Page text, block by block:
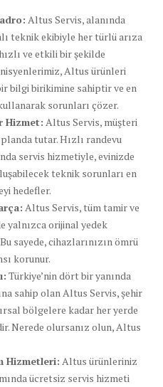
Altus Servis, alanında
teknik ekibiyle her türlü arıza
ve etkili bir şekilde
Altus ürünleri
bilgi birikimine sahiptir ve en
sorunları çözer.
Hizmet: Altus Servis, müşteri
tutar. Hızlı randevu
servis hizmetiyle, evinizde
teknik sorunları en
hedefler.
Altus Servis, tüm tamir ve
yalnızca orijinal yedek
sayede, cihazlarınızın ömrü
korunur.
Türkiye’nin dört bir yanında
sahip olan Altus Servis, şehir
bölgelere kadar her yerde
Nerede olursanız olun, Altus
Hizmetleri: Altus ürünleriniz
ücretsiz servis hizmeti